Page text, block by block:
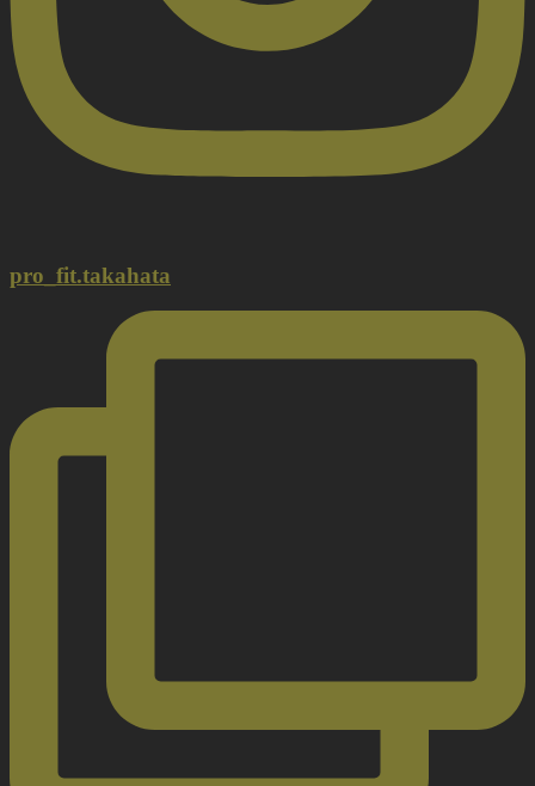
pro_fit.takahata